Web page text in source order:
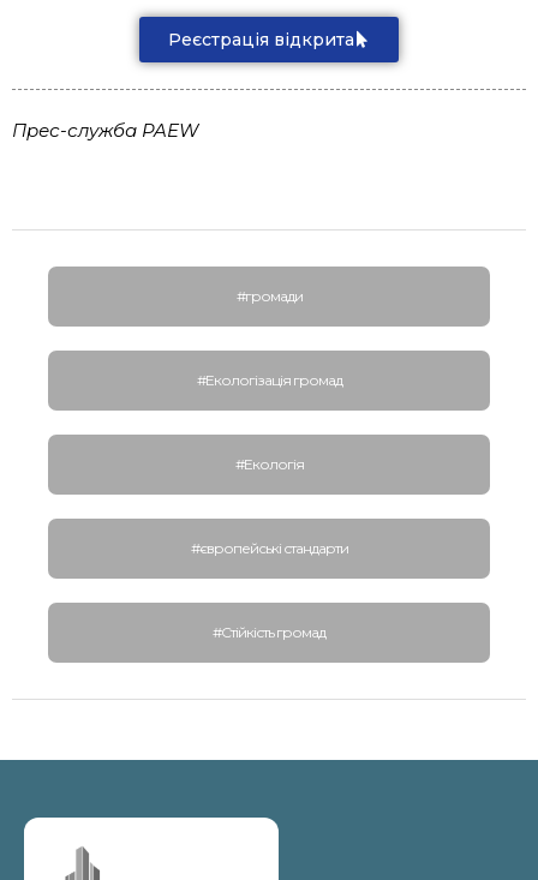
Реєстрація відкрита
Прес-служба PAEW
#громади
#Екологізація громад
#Екологія
#європейські стандарти
#Стійкість громад